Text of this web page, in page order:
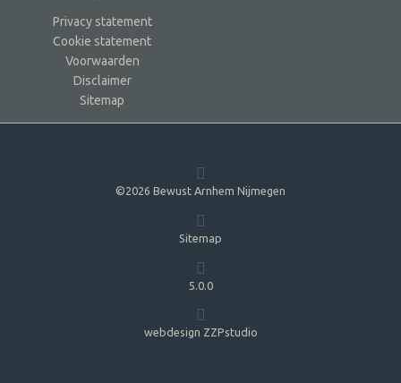
Privacy statement
Cookie statement
Voorwaarden
Disclaimer
Sitemap
©2026 Bewust Arnhem Nijmegen
Sitemap
5.0.0
webdesign ZZPstudio